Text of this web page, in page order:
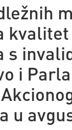
s
i
u